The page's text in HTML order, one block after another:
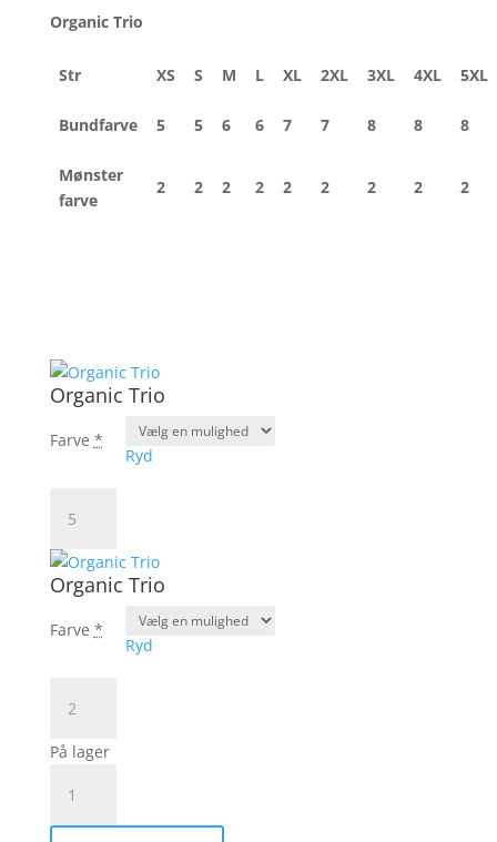
Organic Trio
Str XS S M L XL 2XL 3XL 4XL 5XL
Bundfarve 5 5 6 6 7 7 8 8 8
Mønster
farve
2 2 2 2 2 2 2 2 2
Organic Trio
Farve *
Ryd
Trio
antal
Organic Trio
Farve *
Ryd
Trio
antal
På lager
YOKE
BLOUSE